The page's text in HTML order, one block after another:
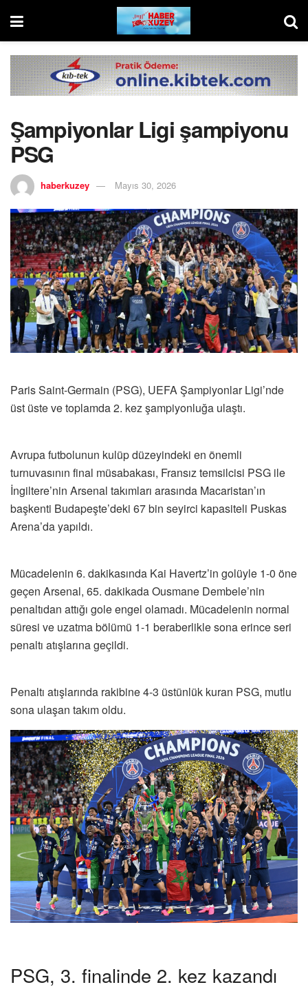
Şampiyonlar Ligi şampiyonu
PSG
haberkuzey Mayıs 30, 2026
Paris Saint-Germain (PSG), UEFA Şampiyonlar Ligi’nde
üst üste ve toplamda 2. kez şampiyonluğa ulaştı.
Avrupa futbolunun kulüp düzeyindeki en önemli
turnuvasının final müsabakası, Fransız temsilcisi PSG ile
İngiltere’nin Arsenal takımları arasında Macaristan’ın
başkenti Budapeşte’deki 67 bin seyirci kapasiteli Puskas
Arena’da yapıldı.
Mücadelenin 6. dakikasında Kai Havertz’in golüyle 1-0 öne
geçen Arsenal, 65. dakikada Ousmane Dembele’nin
penaltıdan attığı gole engel olamadı. Mücadelenin normal
süresi ve uzatma bölümü 1-1 beraberlikle sona erince seri
penaltı atışlarına geçildi.
Penaltı atışlarında rakibine 4-3 üstünlük kuran PSG, mutlu
sona ulaşan takım oldu.
PSG, 3. finalinde 2. kez kazandı